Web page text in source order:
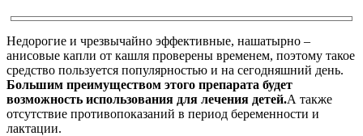
Недорогие и чрезвычайно эффективные, нашатырно –
анисовые капли от кашля проверены временем, поэтому такое
средство пользуется популярностью и на сегодняшний день.
Большим преимуществом этого препарата будет
возможность использования для лечения детей.А также
отсутствие противопоказаний в период беременности и
лактации.